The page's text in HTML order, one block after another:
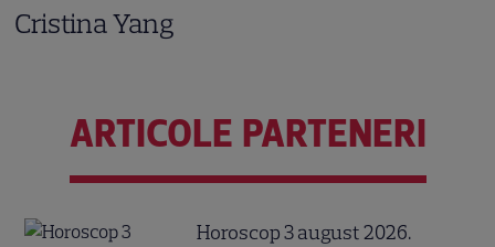
Cristina Yang
ARTICOLE PARTENERI
Horoscop 3 august 2026.